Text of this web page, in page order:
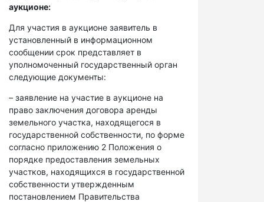
аукционе:
Для участия в аукционе заявитель в
установленный в информационном
сообщении срок представляет в
уполномоченный государственный орган
следующие документы:
– заявление на участие в аукционе на
право заключения договора аренды
земельного участка, находящегося в
государственной собственности, по форме
согласно приложению 2 Положения о
порядке предоставления земельных
участков, находящихся в государственной
собственности утвержденным
постановлением Правительства